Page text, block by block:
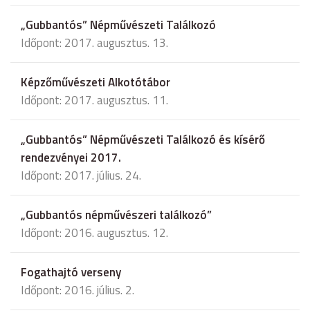
„Gubbantós” Népművészeti Találkozó
Időpont: 2017. augusztus. 13.
Képzőművészeti Alkotótábor
Időpont: 2017. augusztus. 11.
„Gubbantós” Népművészeti Találkozó és kísérő
rendezvényei 2017.
Időpont: 2017. július. 24.
„Gubbantós népművészeri találkozó”
Időpont: 2016. augusztus. 12.
Fogathajtó verseny
Időpont: 2016. július. 2.